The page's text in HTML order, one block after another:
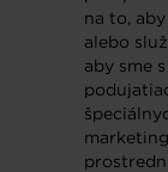
na to,
alebo
aby sme